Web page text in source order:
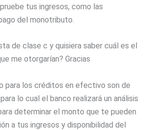
tus ingresos, como las
del monotributo.
de clase c y quisiera saber cuál es el
me otorgarían? Gracias
para los créditos en efectivo son de
lo cual el banco realizará un análisis
determinar el monto que te pueden
a tus ingresos y disponibilidad del